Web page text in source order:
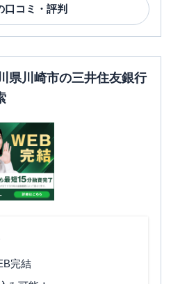
口コミ・評判
県川崎市の三井住友銀行
完結